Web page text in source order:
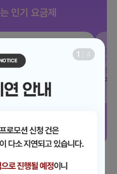
인기 요금제
통
이벤트 더보기
1